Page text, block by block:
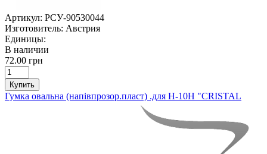
Артикул: РСУ-90530044
Изготовитель: Австрия
Единицы:
В наличии
72.00 грн
Купить
Гумка овальна (напівпрозор.пласт) .для Н-10Н "CRISTAL